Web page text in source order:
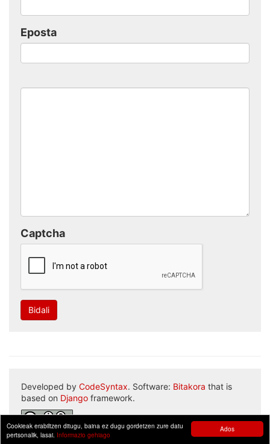
Ados
Cookieak erabiltzen ditugu, baina ez dugu gordetzen zure datu
pertsonalik, lasai. Informazio gehiago
Eposta
Captcha
Bidali
Developed by CodeSyntax. Software: Bitakora that is
based on Django framework.